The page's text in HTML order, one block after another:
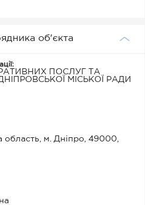
об'єкта
ПОСЛУГ ТА
МІСЬКОЇ РАДИ
область, м. Дніпро, 49000,